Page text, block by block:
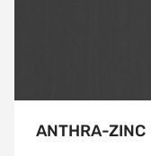
ANTHRA-ZINC